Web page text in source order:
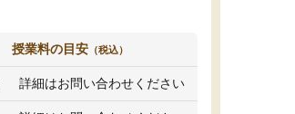
授業料の目安 （税込）
詳細はお問い合わせください